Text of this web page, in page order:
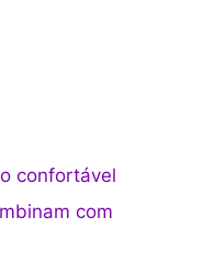
confortável
com